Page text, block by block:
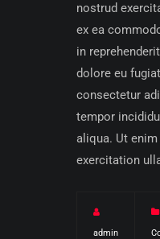
nostrud
ex ea
in
dolore eu
consectetur
tempor
aliqua. Ut
exercitation
admin